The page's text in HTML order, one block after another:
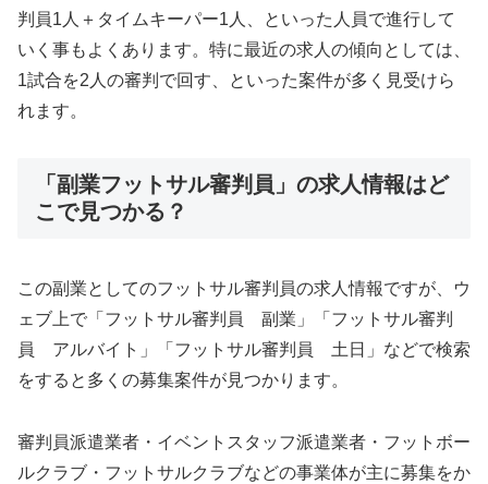
判員1人＋タイムキーパー1人、といった人員で進行して
いく事もよくあります。特に最近の求人の傾向としては、
1試合を2人の審判で回す、といった案件が多く見受けら
れます。
「副業フットサル審判員」の求人情報はど
こで見つかる？
この副業としてのフットサル審判員の求人情報ですが、ウ
ェブ上で「フットサル審判員 副業」「フットサル審判
員 アルバイト」「フットサル審判員 土日」などで検索
をすると多くの募集案件が見つかります。
審判員派遣業者・イベントスタッフ派遣業者・フットボー
ルクラブ・フットサルクラブなどの事業体が主に募集をか